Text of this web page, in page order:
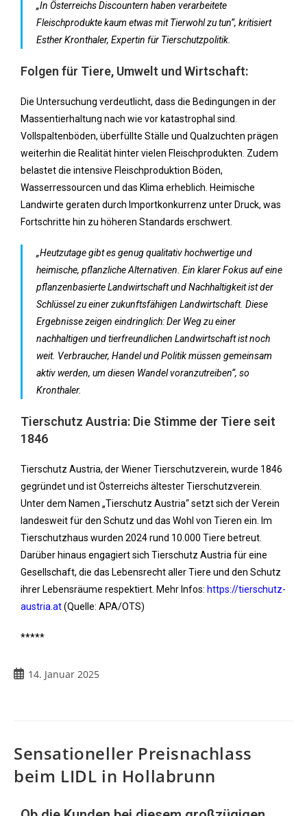
„In Österreichs Discountern haben verarbeitete
Fleischprodukte kaum etwas mit Tierwohl zu tun“, kritisiert
Esther Kronthaler, Expertin für Tierschutzpolitik.
Folgen für Tiere, Umwelt und Wirtschaft:
Die Untersuchung verdeutlicht, dass die Bedingungen in der
Massentierhaltung nach wie vor katastrophal sind.
Vollspaltenböden, überfüllte Ställe und Qualzuchten prägen
weiterhin die Realität hinter vielen Fleischprodukten. Zudem
belastet die intensive Fleischproduktion Böden,
Wasserressourcen und das Klima erheblich. Heimische
Landwirte geraten durch Importkonkurrenz unter Druck, was
Fortschritte hin zu höheren Standards erschwert.
„Heutzutage gibt es genug qualitativ hochwertige und
heimische, pflanzliche Alternativen. Ein klarer Fokus auf eine
pflanzenbasierte Landwirtschaft und Nachhaltigkeit ist der
Schlüssel zu einer zukunftsfähigen Landwirtschaft. Diese
Ergebnisse zeigen eindringlich: Der Weg zu einer
nachhaltigen und tierfreundlichen Landwirtschaft ist noch
weit. Verbraucher, Handel und Politik müssen gemeinsam
aktiv werden, um diesen Wandel voranzutreiben“, so
Kronthaler.
Tierschutz Austria: Die Stimme der Tiere seit
1846
Tierschutz Austria, der Wiener Tierschutzverein, wurde 1846
gegründet und ist Österreichs ältester Tierschutzverein.
Unter dem Namen „Tierschutz Austria“ setzt sich der Verein
landesweit für den Schutz und das Wohl von Tieren ein. Im
Tierschutzhaus wurden 2024 rund 10.000 Tiere betreut.
Darüber hinaus engagiert sich Tierschutz Austria für eine
Gesellschaft, die das Lebensrecht aller Tiere und den Schutz
ihrer Lebensräume respektiert. Mehr Infos: https://tierschutz-
austria.at(Quelle: APA/OTS)
*****
14. Januar 2025
Sensationeller Preisnachlass
beim LIDL in Hollabrunn